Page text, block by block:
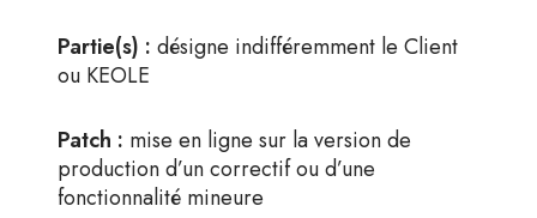
Partie(s) : désigne indifféremment le Client
ou KEOLE
Patch : mise en ligne sur la version de
production d’un correctif ou d’une
fonctionnalité mineure